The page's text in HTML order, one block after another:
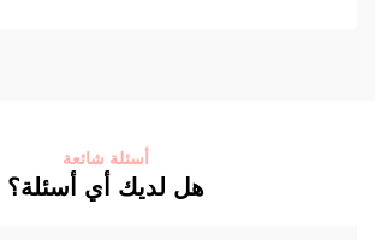
أسئلة شائعة
هل لديك أي أسئلة؟